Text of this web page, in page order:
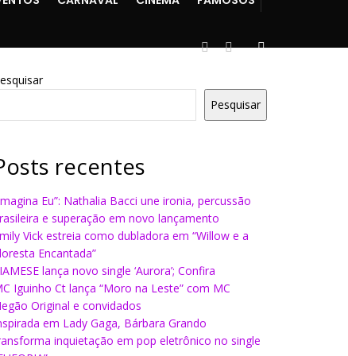
Pesquisar
recentes
Eu”: Nathalia Bacci une ironia, percussão
e superação em novo lançamento
Vick estreia como dubladora em “Willow e a
Encantada”
lança novo single ‘Aurora’; Confira
Iguinho Ct lança “Moro na Leste” com MC
Original e convidados
em Lady Gaga, Bárbara Grando
inquietação em pop eletrônico no single